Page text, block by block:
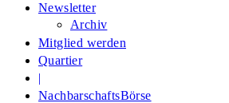
Newsletter
Archiv
Mitglied werden
Quartier
|
NachbarschaftsBörse